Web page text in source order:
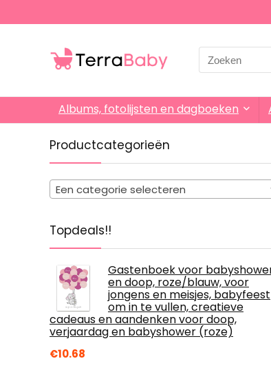
Search
for:
Albums, fotolijsten en dagboeken
Productcategorieën
Een categorie selecteren
Topdeals!!
Gastenboek voor
en doop, roze/blauw, voor
jongens en meisjes, babyfeest
om in te vullen, creatieve
cadeaus en aandenken voor doop,
verjaardag en babyshower (roze)
€10.68